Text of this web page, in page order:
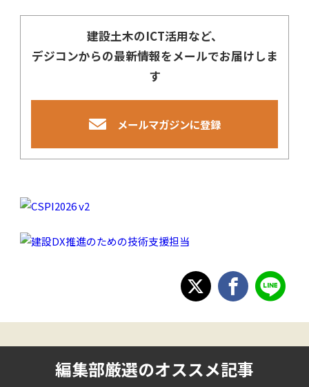
建設土木のICT活用など、
デジコンからの最新情報をメールでお届けしま
す
メールマガジンに登録
編集部厳選のオススメ記事